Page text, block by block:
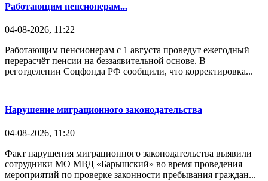
Работающим пенсионерам...
04-08-2026, 11:22
Работающим пенсионерам с 1 августа проведут ежегодный
перерасчёт пенсии на беззаявительной основе. В
реготделении Соцфонда РФ сообщили, что корректировка...
Нарушение миграционного законодательства
04-08-2026, 11:20
Факт нарушения миграционного законодательства выявили
сотрудники МО МВД «Барышский» во время проведения
мероприятий по проверке законности пребывания граждан...